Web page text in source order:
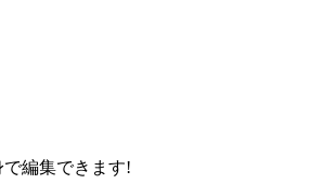
で編集できます!